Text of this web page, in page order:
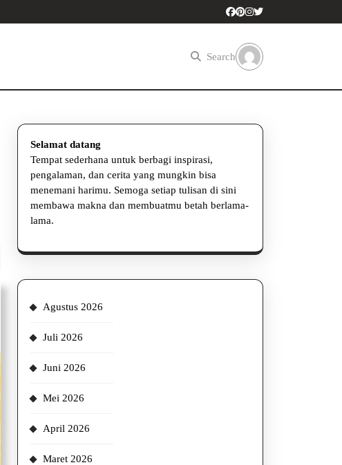
Search
Selamat datang
Tempat sederhana untuk berbagi inspirasi,
pengalaman, dan cerita yang mungkin bisa
menemani harimu. Semoga setiap tulisan di sini
membawa makna dan membuatmu betah berlama-
lama.
Agustus 2026
Juli 2026
Juni 2026
Mei 2026
April 2026
Maret 2026